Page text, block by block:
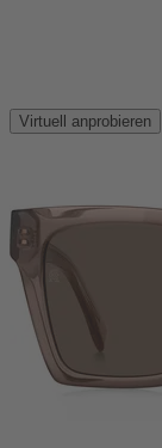
Virtuell anprobieren